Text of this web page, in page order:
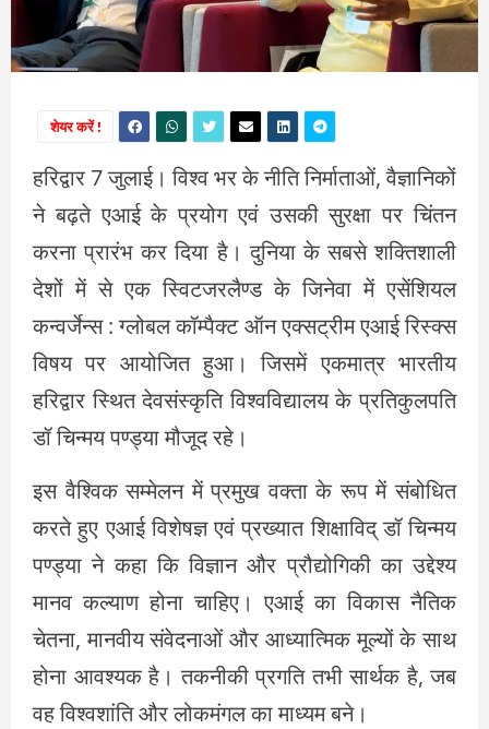
शेयर करें !
हरिद्वार 7 जुलाई। विश्व भर के नीति निर्माताओं, वैज्ञानिकों
ने बढ़ते एआई के प्रयोग एवं उसकी सुरक्षा पर चिंतन
करना प्रारंभ कर दिया है। दुनिया के सबसे शक्तिशाली
देशों में से एक स्विटजरलैण्ड के जिनेवा में एसेंशियल
कन्वर्जेन्स : ग्लोबल कॉम्पैक्ट ऑन एक्सट्रीम एआई रिस्क्स
विषय पर आयोजित हुआ। जिसमें एकमात्र भारतीय
हरिद्वार स्थित देवसंस्कृति विश्वविद्यालय के प्रतिकुलपति
डॉ चिन्मय पण्ड्या मौजूद रहे।
इस वैश्विक सम्मेलन में प्रमुख वक्ता के रूप में संबोधित
करते हुए एआई विशेषज्ञ एवं प्रख्यात शिक्षाविद् डॉ चिन्मय
पण्ड्या ने कहा कि विज्ञान और प्रौद्योगिकी का उद्देश्य
मानव कल्याण होना चाहिए। एआई का विकास नैतिक
चेतना, मानवीय संवेदनाओं और आध्यात्मिक मूल्यों के साथ
होना आवश्यक है। तकनीकी प्रगति तभी सार्थक है, जब
वह विश्वशांति और लोकमंगल का माध्यम बने।